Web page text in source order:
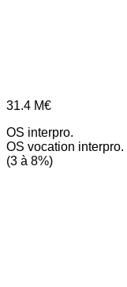
31.4 M€
OS interpro.
OS vocation interpro.
(3 à 8%)